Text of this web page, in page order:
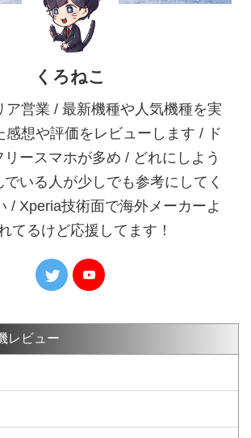
くろねこ
ア営業 / 最新機種や人気機種を実
感想や評価をレビューします / ド
リースマホが多め / どれにしよう
いる人が少しでも参考にしてく
/ Xperia技術面で海外メーカーよ
てるけど応援してます！
レビュー